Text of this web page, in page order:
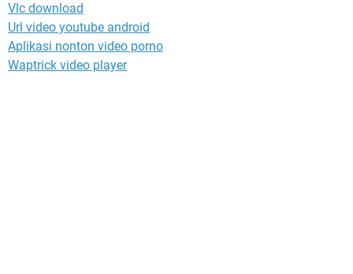
Vlc download
Url video youtube android
Aplikasi nonton video porno
Waptrick video player